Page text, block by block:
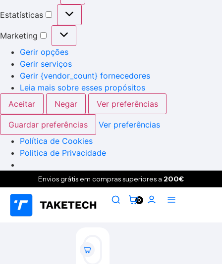
Estatísticas
Marketing
Gerir opções
Gerir serviços
Gerir {vendor_count} fornecedores
Leia mais sobre esses propósitos
Aceitar
Negar Ver preferências
Guardar preferências
Ver preferências
Política de Cookies
Politica de Privacidade
Envios grátis em compras superiores a 200€
0